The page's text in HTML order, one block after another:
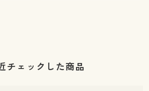
チェックした商品